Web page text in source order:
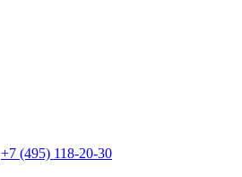
+7 (495) 118-20-30